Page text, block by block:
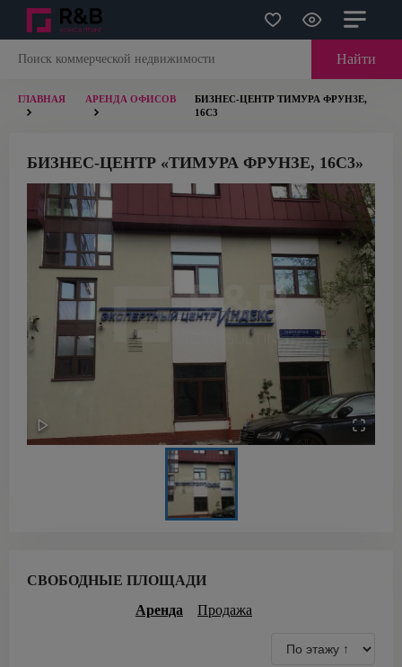
Найти
ГЛАВНАЯ АРЕНДА ОФИСОВ
БИЗНЕС-ЦЕНТР ТИМУРА ФРУНЗЕ,
16С3
БИЗНЕС-ЦЕНТР «ТИМУРА ФРУНЗЕ, 16С3»
СВОБОДНЫЕ ПЛОЩАДИ
Аренда
Продажа